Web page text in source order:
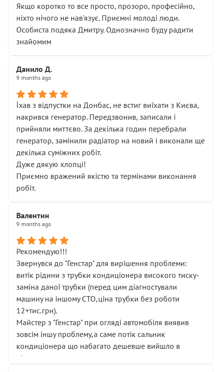
Якщо коротко то все просто, прозоро, професійно,
ніхто нічого не нав'язує. Приємні молоді люди.
Особиста подяка Дмитру. Однозначно буду радити
знайомим
Данило Д.
9 months ago
Їхав з відпустки на Донбас, не встиг виїхати з Києва,
накрився генератор. Передзвонив, записали і
прийняли миттєво. За декілька годин перебрали
генератор, замінили радіатор на новий і виконали ще
декілька суміжних робіт.
Дуже дякую хлопці!
Приємно вражений якістю та термінами виконання
робіт.
Валентин
9 months ago
Рекомендую!!!
Звернувся до "Генстар" для вирішення проблеми:
витік рідини з трубки кондиціонера високого тиску-
заміна даної трубки (перед цим діагностували
машину на іншому СТО,ціна трубки без роботи
12+тис.грн).
Майстер з "Генстар" при огляді автомобіля виявив
зовсім іншу проблему,а саме потік сальник
кондиціонера що набагато дешевше вийшло в
підсумку.